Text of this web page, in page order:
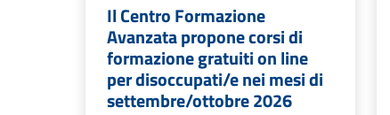
Il Centro Formazione
Avanzata propone corsi di
formazione gratuiti on line
per disoccupati/e nei mesi di
settembre/ottobre 2026